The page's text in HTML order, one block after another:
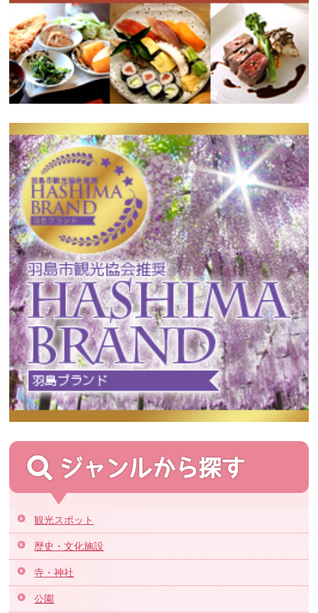
観光スポット
歴史・文化施設
寺・神社
公園